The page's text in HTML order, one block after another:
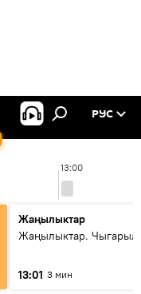
РУС
13:00
Жаңылыктар
Жаңылыктар.
13:01 3 мин